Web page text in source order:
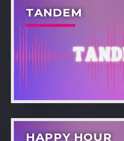
TANDEM
HAPPY HOUR